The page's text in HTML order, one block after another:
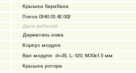
Крышка барабана
Полоз 0540.03.42.002
Диск рабочий
Держатель ножа
Корпус модуля
Вал модуля d=35, L-120, М30х1.5 мм
Крышка ротора